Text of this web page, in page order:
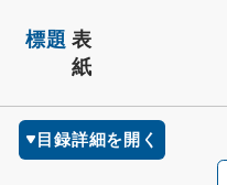
標題 表
紙
目録詳細を開く